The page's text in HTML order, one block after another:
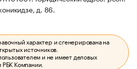
д. 86.
характер и сгенерирована на
источников.
и не имеет деловых
Компании.